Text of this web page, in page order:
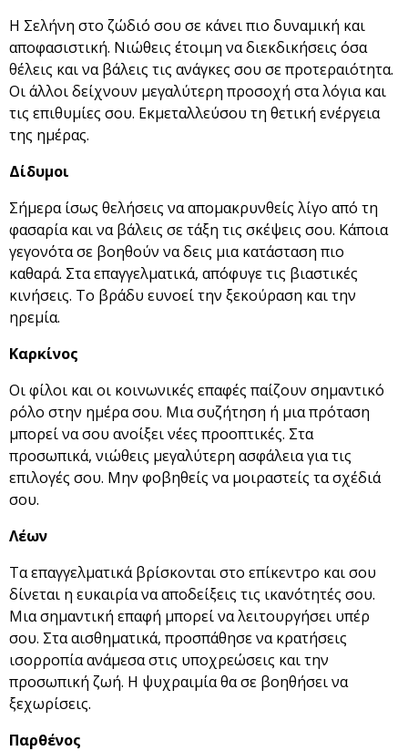
Η Σελήνη στο ζώδιό σου σε κάνει πιο δυναμική και
αποφασιστική. Νιώθεις έτοιμη να διεκδικήσεις όσα
θέλεις και να βάλεις τις ανάγκες σου σε προτεραιότητα.
Οι άλλοι δείχνουν μεγαλύτερη προσοχή στα λόγια και
τις επιθυμίες σου. Εκμεταλλεύσου τη θετική ενέργεια
της ημέρας.
Δίδυμοι
Σήμερα ίσως θελήσεις να απομακρυνθείς λίγο από τη
φασαρία και να βάλεις σε τάξη τις σκέψεις σου. Κάποια
γεγονότα σε βοηθούν να δεις μια κατάσταση πιο
καθαρά. Στα επαγγελματικά, απόφυγε τις βιαστικές
κινήσεις. Το βράδυ ευνοεί την ξεκούραση και την
ηρεμία.
Καρκίνος
Οι φίλοι και οι κοινωνικές επαφές παίζουν σημαντικό
ρόλο στην ημέρα σου. Μια συζήτηση ή μια πρόταση
μπορεί να σου ανοίξει νέες προοπτικές. Στα
προσωπικά, νιώθεις μεγαλύτερη ασφάλεια για τις
επιλογές σου. Μην φοβηθείς να μοιραστείς τα σχέδιά
σου.
Λέων
Τα επαγγελματικά βρίσκονται στο επίκεντρο και σου
δίνεται η ευκαιρία να αποδείξεις τις ικανότητές σου.
Μια σημαντική επαφή μπορεί να λειτουργήσει υπέρ
σου. Στα αισθηματικά, προσπάθησε να κρατήσεις
ισορροπία ανάμεσα στις υποχρεώσεις και την
προσωπική ζωή. Η ψυχραιμία θα σε βοηθήσει να
ξεχωρίσεις.
Παρθένος